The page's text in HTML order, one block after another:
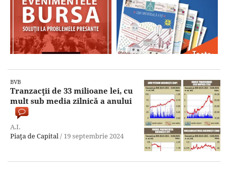
BVB
Tranzacţii de 33 milioane lei, cu
mult sub media zilnică a anului
A.I.
Piaţa de Capital/ 19 septembrie 2024